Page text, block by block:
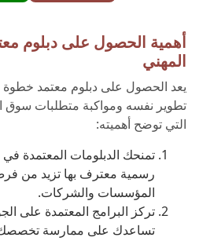
أهمية الحصول على دبلوم
المهني
يعد الحصول على دبلوم معتمد
تطوير نفسه ومواكبة متطلبات سوق
التي توضح أهميته:
تمنحك الدبلومات المعتمدة
رسمية معترف بها تزيد من
المؤسسات والشركات.
تركز البرامج المعتمدة على
تساعدك على ممارسة تخصصك